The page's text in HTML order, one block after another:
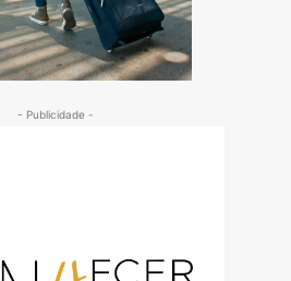
- Publicidade -